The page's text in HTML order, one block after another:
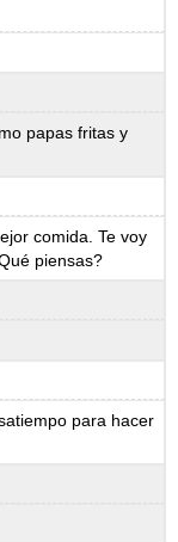
papas fritas y
comida. Te voy
piensas?
para hacer